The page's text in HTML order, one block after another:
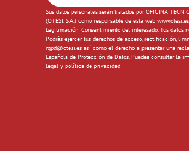
Sus datos personales serán tratados por OFICINA
(OTESI, S.A.) como responsable de esta web
Legitimación: Consentimiento del interesado. Tus datos
Podrás ejercer tus derechos de acceso, rectificación,
rgpd@otesi.es así como el derecho a presentar una
Española de Protección de Datos. Puedes consultar la
legal y política de privacidad